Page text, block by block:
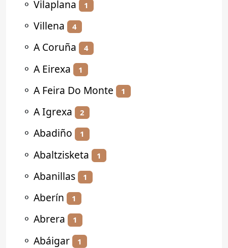
⚬ Vilaplana 1
⚬ Villena 4
⚬ A Coruña 4
⚬ A Eirexa 1
⚬ A Feira Do Monte 1
⚬ A Igrexa 2
⚬ Abadiño 1
⚬ Abaltzisketa 1
⚬ Abanillas 1
⚬ Aberín 1
⚬ Abrera 1
⚬ Abáigar 1